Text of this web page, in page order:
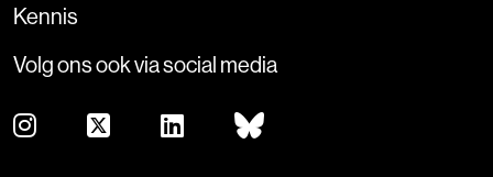
Kennis
Volg ons ook via social media